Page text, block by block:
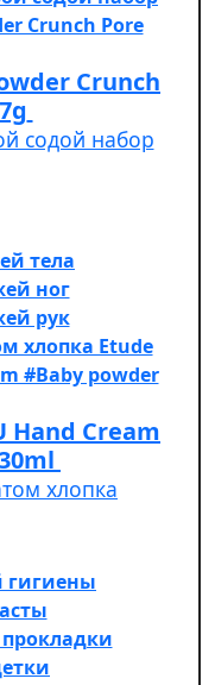
Crunch
содой набор
тела
ног
рук
Hand Cream
хлопка
гигиены